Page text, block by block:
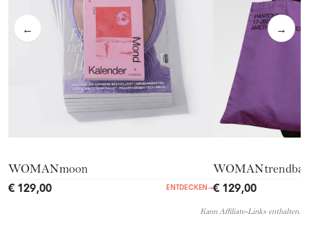
← →
WOMANmoon
€ 129,00 ENTDECKEN →€ 129,00
Kann Affiliate-Links enthalten.